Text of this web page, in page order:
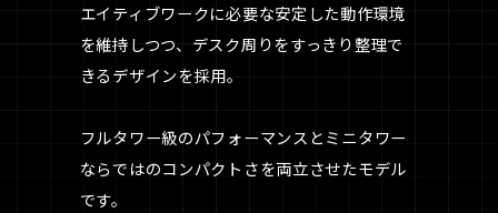
エイティブワークに必要な安定した動作環境
を維持しつつ、デスク周りをすっきり整理で
きるデザインを採用。
フルタワー級のパフォーマンスとミニタワー
ならではのコンパクトさを両立させたモデル
です。